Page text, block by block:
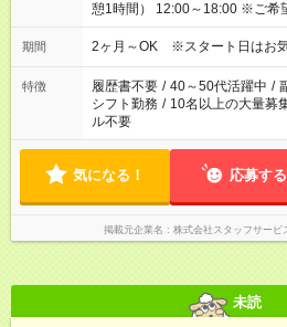
憩1時間） 12:00～18:00 ※ご希望の時間帯をご相談ください。
※日勤、夜勤のみ、変則的な勤
期間 2ヶ月～OK ※スタート日はお気
特徴 履歴書不要 / 40～50代活躍中 /
シフト勤務 / 10名以上の大量募
ル不要
気になる！ 応募する
掲載元企業名 株式会社スタッフサー
未読